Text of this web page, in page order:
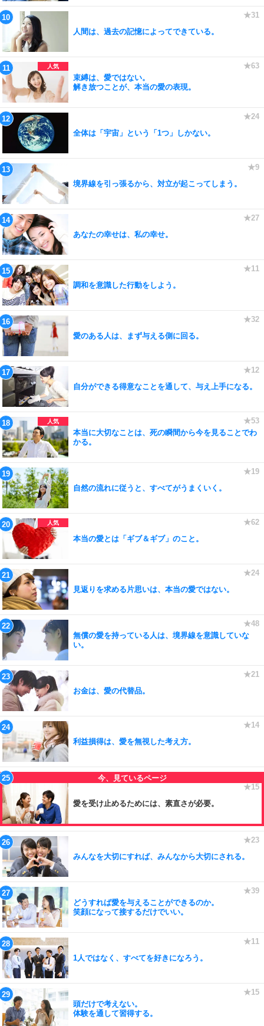
人間は、過去の記憶によってできている。
束縛は、愛ではない。
解き放つことが、本当の愛の表現。
全体は「宇宙」という「1つ」しかない。
境界線を引っ張るから、対立が起こってしまう。
あなたの幸せは、私の幸せ。
調和を意識した行動をしよう。
愛のある人は、まず与える側に回る。
自分ができる得意なことを通して、与え上手になる。
本当に大切なことは、死の瞬間から今を見ることでわ
かる。
自然の流れに従うと、すべてがうまくいく。
本当の愛とは「ギブ＆ギブ」のこと。
見返りを求める片思いは、本当の愛ではない。
無償の愛を持っている人は、境界線を意識していな
い。
お金は、愛の代替品。
利益損得は、愛を無視した考え方。
愛を受け止めるためには、素直さが必要。
みんなを大切にすれば、みんなから大切にされる。
どうすれば愛を与えることができるのか。
笑顔になって接するだけでいい。
1人ではなく、すべてを好きになろう。
頭だけで考えない。
体験を通して習得する。